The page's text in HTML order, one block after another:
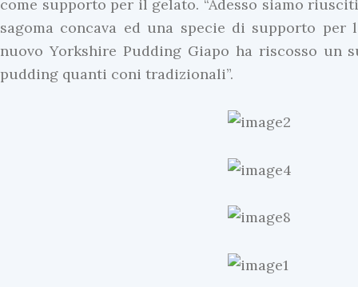
come supporto per il gelato. “Adesso siamo
sagoma concava ed una specie di supporto
nuovo Yorkshire Pudding Giapo ha riscosso un
pudding quanti coni tradizionali”.